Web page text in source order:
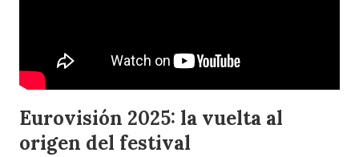
Eurovisión 2025: la vuelta al
origen del festival